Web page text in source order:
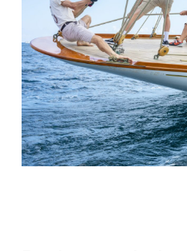
No hay
GO